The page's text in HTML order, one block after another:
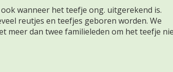
wanneer het teefje ong. uitgerekend is.
reutjes en teefjes geboren worden. We
meer dan twee familieleden om het teefje